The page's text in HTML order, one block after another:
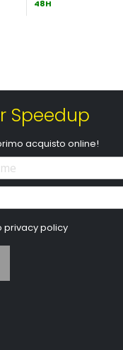
48H
Speedup
acquisto online!
privacy policy